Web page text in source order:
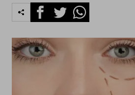
FacebookTwitterWhatsapp